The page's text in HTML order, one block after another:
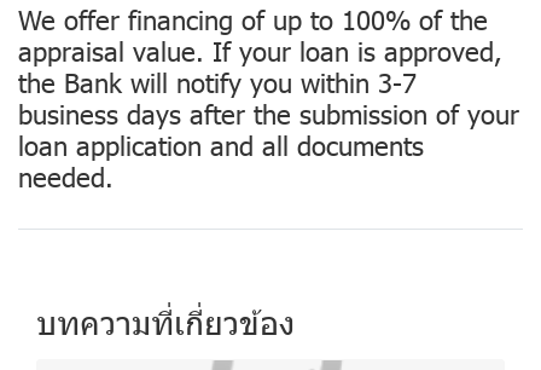
We offer financing of up to 100% of the
appraisal value. If your loan is approved,
the Bank will notify you within 3-7
business days after the submission of your
loan application and all documents
needed.
บทความที่เกี่ยวข้อง